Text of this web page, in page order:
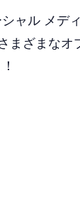
ャル メデ
まざまなオ